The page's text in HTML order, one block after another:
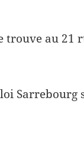
trouve au 21
Sarrebourg